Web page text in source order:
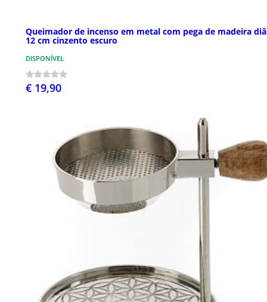
Queimador de incenso em metal com pega de madeira
12 cm cinzento escuro
DISPONÍVEL
€ 19,90